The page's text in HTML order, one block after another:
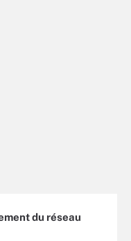
du réseau